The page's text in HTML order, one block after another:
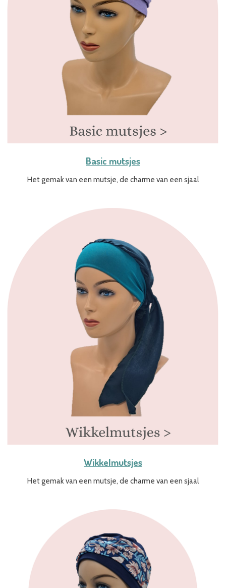
Basic mutsjes
Het gemak van een mutsje, de charme van een sjaal
Wikkelmutsjes
Het gemak van een mutsje, de charme van een sjaal